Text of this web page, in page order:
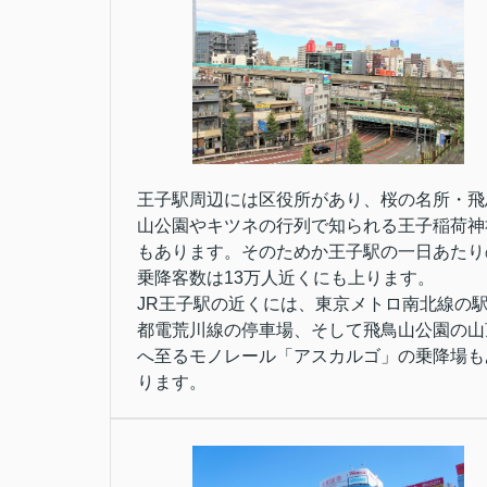
王子駅周辺には区役所があり、桜の名所・飛
山公園やキツネの行列で知られる王子稲荷神
もあります。そのためか王子駅の一日あた
乗降客数は13万人近くにも上ります。
JR王子駅の近くには、東京メトロ南北線の駅
都電荒川線の停車場、そして飛鳥山公園の
へ至るモノレール「アスカルゴ」の乗降場も
ります。